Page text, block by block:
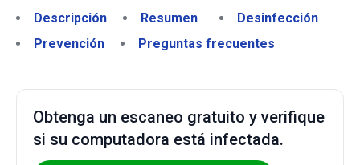
Descripción
Resumen
Desinfección
Prevención
Preguntas frecuentes
Obtenga un escaneo gratuito y verifique
si su computadora está infectada.